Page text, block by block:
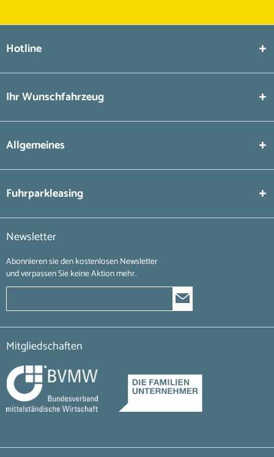
Hotline
Ihr Wunschfahrzeug
Allgemeines
Fuhrparkleasing
Newsletter
Abonnieren sie den kostenlosen Newsletter
und verpassen Sie keine Aktion mehr.
Mitgliedschaften